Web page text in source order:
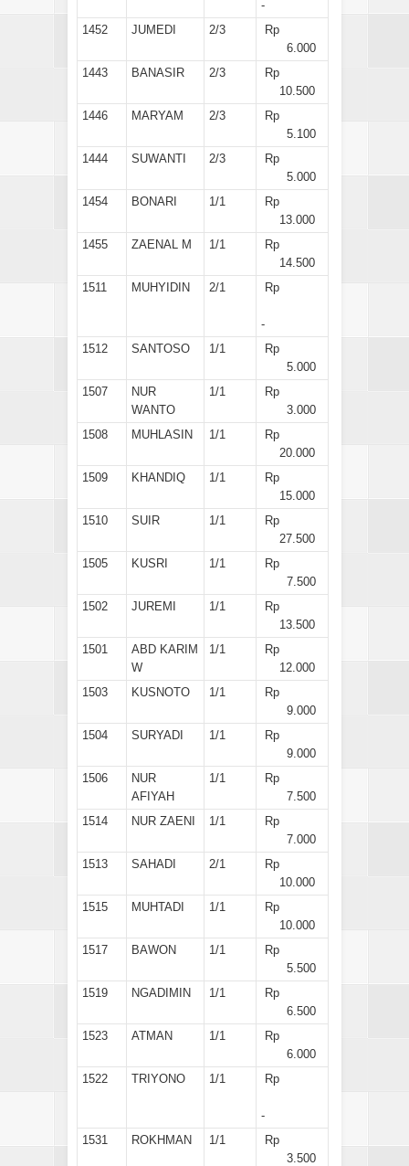
-
1452
JUMEDI 2/3
Rp
6.000
1443
BANASIR 2/3
Rp
10.500
1446
MARYAM 2/3
Rp
5.100
1444
SUWANTI 2/3
Rp
5.000
1454
BONARI 1/1
Rp
13.000
1455
ZAENAL M 1/1
Rp
14.500
1511
MUHYIDIN 2/1 Rp
-
1512
SANTOSO 1/1
Rp
5.000
1507
NUR
WANTO
1/1
Rp
3.000
1508
MUHLASIN 1/1
Rp
20.000
1509
KHANDIQ 1/1
Rp
15.000
1510
SUIR 1/1
Rp
27.500
1505
KUSRI 1/1
Rp
7.500
1502
JUREMI 1/1
Rp
13.500
1501
ABD KARIM
W
1/1
Rp
12.000
1503
KUSNOTO 1/1
Rp
9.000
1504
SURYADI 1/1
Rp
9.000
1506
NUR
AFIYAH
1/1
Rp
7.500
1514
NUR ZAENI 1/1
Rp
7.000
1513
SAHADI 2/1
Rp
10.000
1515
MUHTADI 1/1
Rp
10.000
1517
BAWON 1/1
Rp
5.500
1519
NGADIMIN 1/1
Rp
6.500
1523
ATMAN 1/1
Rp
6.000
1522
TRIYONO 1/1 Rp
-
1531
ROKHMAN 1/1
Rp
3.500